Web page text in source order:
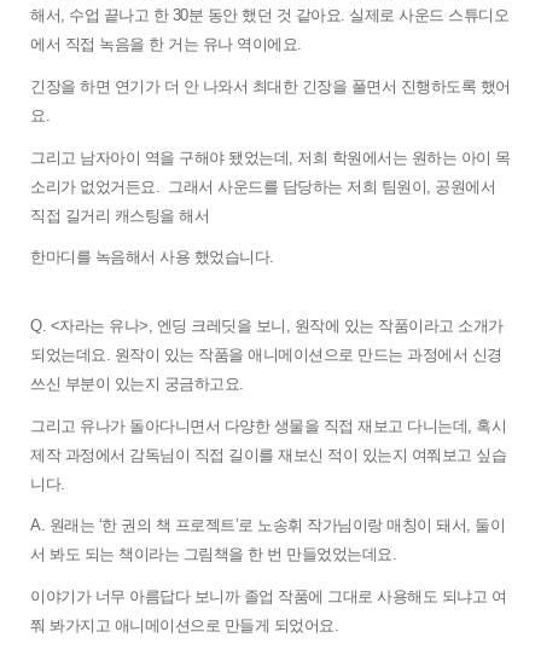
해서, 수업 끝나고 한 30분 동안 했던 것 같아요. 실제로 사운드 스튜디오
에서 직접 녹음을 한 거는 유나 역이에요.
긴장을 하면 연기가 더 안 나와서 최대한 긴장을 풀면서 진행하도록 했어
요.
그리고 남자아이 역을 구해야 됐었는데, 저희 학원에서는 원하는 아이 목
소리가 없었거든요.  그래서 사운드를 담당하는 저희 팀원이, 공원에서
직접 길거리 캐스팅을 해서
한마디를 녹음해서 사용 했었습니다.
Q. <자라는 유나>, 엔딩 크레딧을 보니, 원작에 있는 작품이라고 소개가
되었는데요. 원작이 있는 작품을 애니메이션으로 만드는 과정에서 신경
쓰신 부분이 있는지 궁금하고요.
그리고 유나가 돌아다니면서 다양한 생물을 직접 재보고 다니는데, 혹시
제작 과정에서 감독님이 직접 길이를 재보신 적이 있는지 여쭤보고 싶습
니다.
A. 원래는 ‘한 권의 책 프로젝트’로 노송휘 작가님이랑 매칭이 돼서, 둘이
서 봐도 되는 책이라는 그림책을 한 번 만들었었는데요.
이야기가 너무 아름답다 보니까 졸업 작품에 그대로 사용해도 되냐고 여
쭤 봐가지고 애니메이션으로 만들게 되었어요.